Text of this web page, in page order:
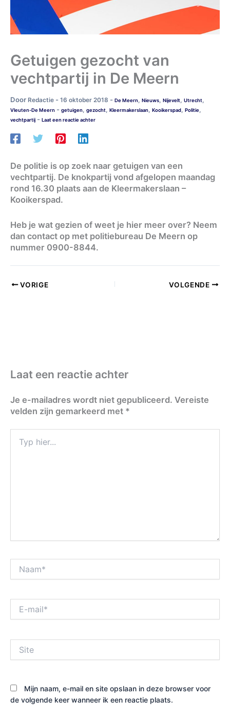
Getuigen gezocht van
vechtpartij in De Meern
Door Redactie - 16 oktober 2018 - De Meern, Nieuws, Nijevelt, Utrecht,
Vleuten-De Meern - getuigen, gezocht, Kleermakerslaan, Kooikerspad, Politie,
vechtpartij - Laat een reactie achter
De politie is op zoek naar getuigen van een
vechtpartij. De knokpartij vond afgelopen maandag
rond 16.30 plaats aan de Kleermakerslaan –
Kooikerspad.
Heb je wat gezien of weet je hier meer over? Neem
dan contact op met politiebureau De Meern op
nummer 0900-8844.
VORIGE VOLGENDE
Laat een reactie achter
Je e-mailadres wordt niet gepubliceerd. Vereiste
velden zijn gemarkeerd met *
hier...
mail*
Mijn naam, e-mail en site opslaan in deze browser voor
de volgende keer wanneer ik een reactie plaats.